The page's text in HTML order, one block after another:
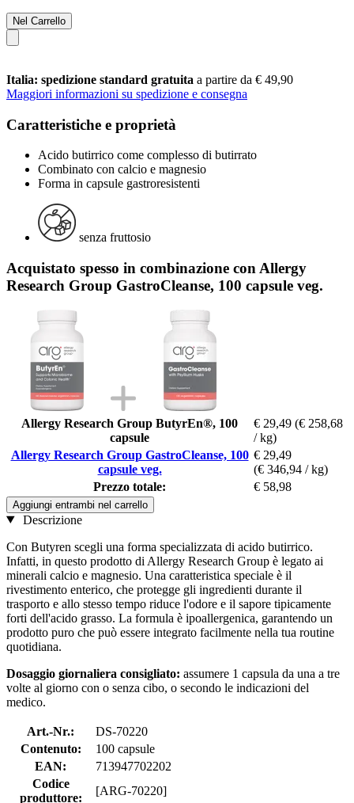
Nel Carrello
Italia: spedizione standard gratuita a partire da € 49,90
Maggiori informazioni su spedizione e consegna
Caratteristiche e proprietà
Acido butirrico come complesso di butirrato
Combinato con calcio e magnesio
Forma in capsule gastroresistenti
senza fruttosio
Acquistato spesso in combinazione con Allergy
Research Group GastroCleanse, 100 capsule veg.
Allergy Research Group ButyrEn®, 100
capsule
€ 29,49 (€ 258,68
/ kg)
Allergy Research Group GastroCleanse, 100
capsule veg.
€ 29,49
(€ 346,94 / kg)
Prezzo totale:
€ 58,98
Aggiungi entrambi nel carrello
Descrizione
Con Butyren scegli una forma specializzata di acido butirrico.
Infatti, in questo prodotto di Allergy Research Group è legato ai
minerali calcio e magnesio. Una caratteristica speciale è il
rivestimento enterico, che protegge gli ingredienti durante il
trasporto e allo stesso tempo riduce l'odore e il sapore tipicamente
forti dell'acido grasso. La formula è ipoallergenica, garantendo un
prodotto puro che può essere integrato facilmente nella tua routine
quotidiana.
Dosaggio giornaliera consigliato: assumere 1 capsula da una a tre
volte al giorno con o senza cibo, o secondo le indicazioni del
medico.
Art.-Nr.:
DS-70220
Contenuto:
100 capsule
EAN:
713947702202
Codice
produttore:
[ARG-70220]